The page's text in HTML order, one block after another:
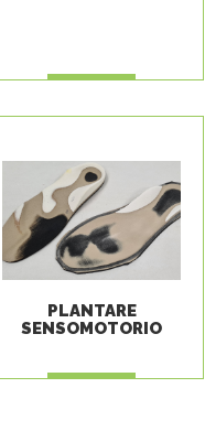
PLANTARE
SENSOMOTORIO